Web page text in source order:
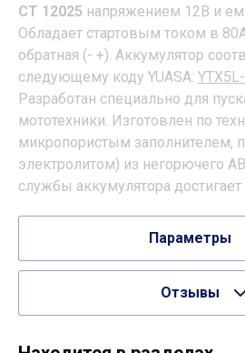
CT 12025 напряжением 12В и
Обладает стартовым током в
обратная (- +). Аккумулятор
следующему коду YUASA:
Разработан специально для
мототехники. Изготовлен по
микропористым заполнителем,
электролитом) из негорючего
службы аккумулятора достигает
Параметры
Отзывы